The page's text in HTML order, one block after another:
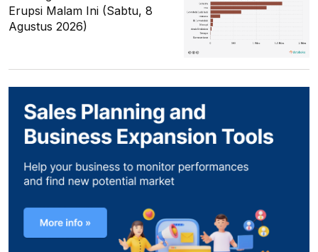
Erupsi Malam Ini (Sabtu, 8
Agustus 2026)